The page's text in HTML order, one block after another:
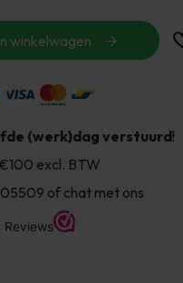
winkelwagen
(werk)dag verstuurd!
excl. BTW
of chat met ons